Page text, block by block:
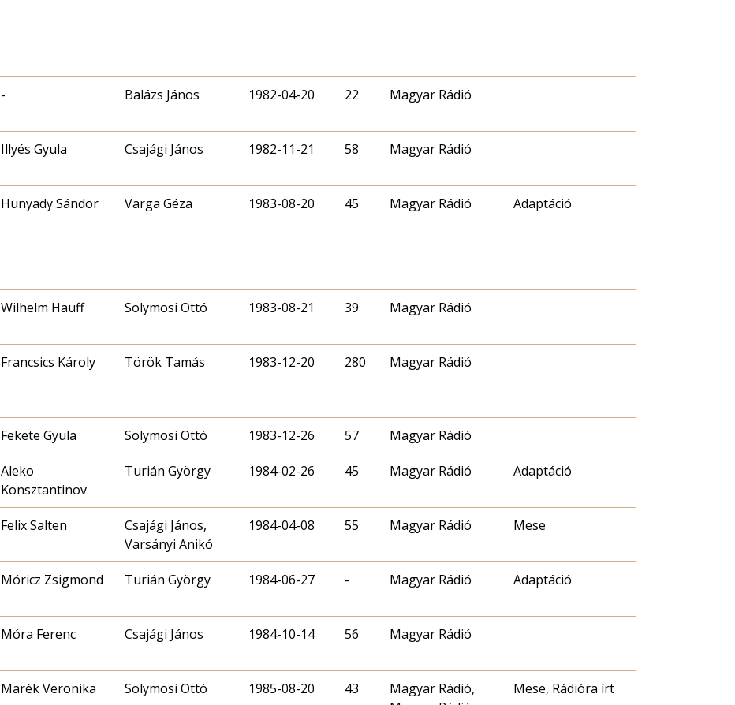
- Balázs János 1982-04-20 22 Magyar Rádió
Illyés Gyula Csajági János 1982-11-21 58 Magyar Rádió
Hunyady Sándor Varga Géza 1983-08-20 45 Magyar Rádió Adaptáció
Wilhelm Hauff Solymosi Ottó 1983-08-21 39 Magyar Rádió
Francsics Károly Török Tamás 1983-12-20 280 Magyar Rádió
Fekete Gyula Solymosi Ottó 1983-12-26 57 Magyar Rádió
Aleko
Konsztantinov
Turián György 1984-02-26 45 Magyar Rádió Adaptáció
Felix Salten
Csajági János,
Varsányi Anikó
1984-04-08 55 Magyar Rádió Mese
Móricz Zsigmond Turián György 1984-06-27 - Magyar Rádió Adaptáció
Móra Ferenc Csajági János 1984-10-14 56 Magyar Rádió
Marék Veronika Solymosi Ottó 1985-08-20 43
Magyar Rádió,
Mese, Rádióra írt